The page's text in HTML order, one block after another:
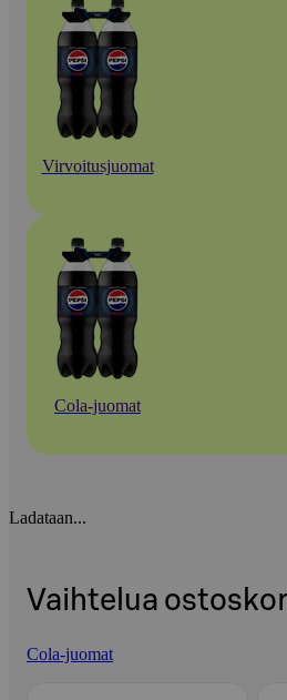
Virvoitusjuomat
Cola-juomat
Ladataan...
Vaihtelua
Cola-juomat